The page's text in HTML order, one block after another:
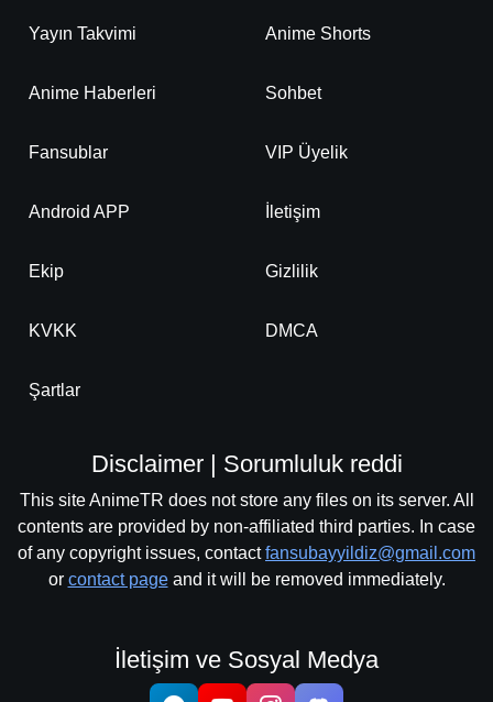
Yayın Takvimi Anime Shorts
Anime Haberleri Sohbet
Fansublar VIP Üyelik
Android APP İletişim
Ekip Gizlilik
KVKK DMCA
Şartlar
Disclaimer | Sorumluluk reddi
This site AnimeTR does not store any files on its server. All
contents are provided by non-affiliated third parties. In case
of any copyright issues, contactfansubayyildiz@gmail.com
or contact pageand it will be removed immediately.
İletişim ve Sosyal Medya